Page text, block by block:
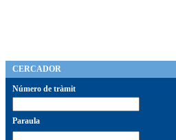
CERCADOR
Número de tràmit
Paraula